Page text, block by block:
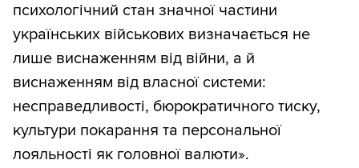
психологічний стан значної частини
українських військових визначається не
лише виснаженням від війни, а й
виснаженням від власної системи:
несправедливості, бюрократичного тиску,
культури покарання та персональної
лояльності як головної валюти».